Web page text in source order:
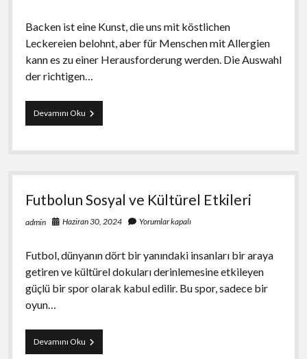
Backen ist eine Kunst, die uns mit köstlichen
Leckereien belohnt, aber für Menschen mit Allergien
kann es zu einer Herausforderung werden. Die Auswahl
der richtigen…
Devamını OkuBackzutaten
für
Was
beachtet
Futbolun Sosyal ve Kültürel Etkileri
admin Haziran 30, 2024 Yorumlar kapalı
Futbol, dünyanın dört bir yanındaki insanları bir araya
getiren ve kültürel dokuları derinlemesine etkileyen
güçlü bir spor olarak kabul edilir. Bu spor, sadece bir
oyun…
Devamını OkuFutbolun
Sosyal